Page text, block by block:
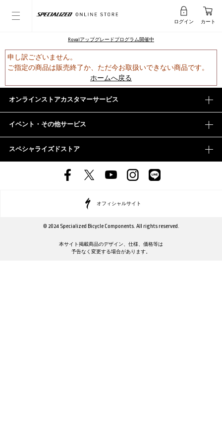
ログイン カート
Rovalアップグレードプログラム開催中
申し訳ございません。
ご指定の商品は販売終了か、ただ今お取扱いできない商品です。
ホームへ戻る
オンラインストアカスタマーサービス
イベント・その他サービス
スペシャライズドストア
オフィシャルサイト
© 2024 Specialized Bicycle Components. All rights reserved.
本サイト掲載商品のデザイン、仕様、価格等は
予告なく変更する場合があります。